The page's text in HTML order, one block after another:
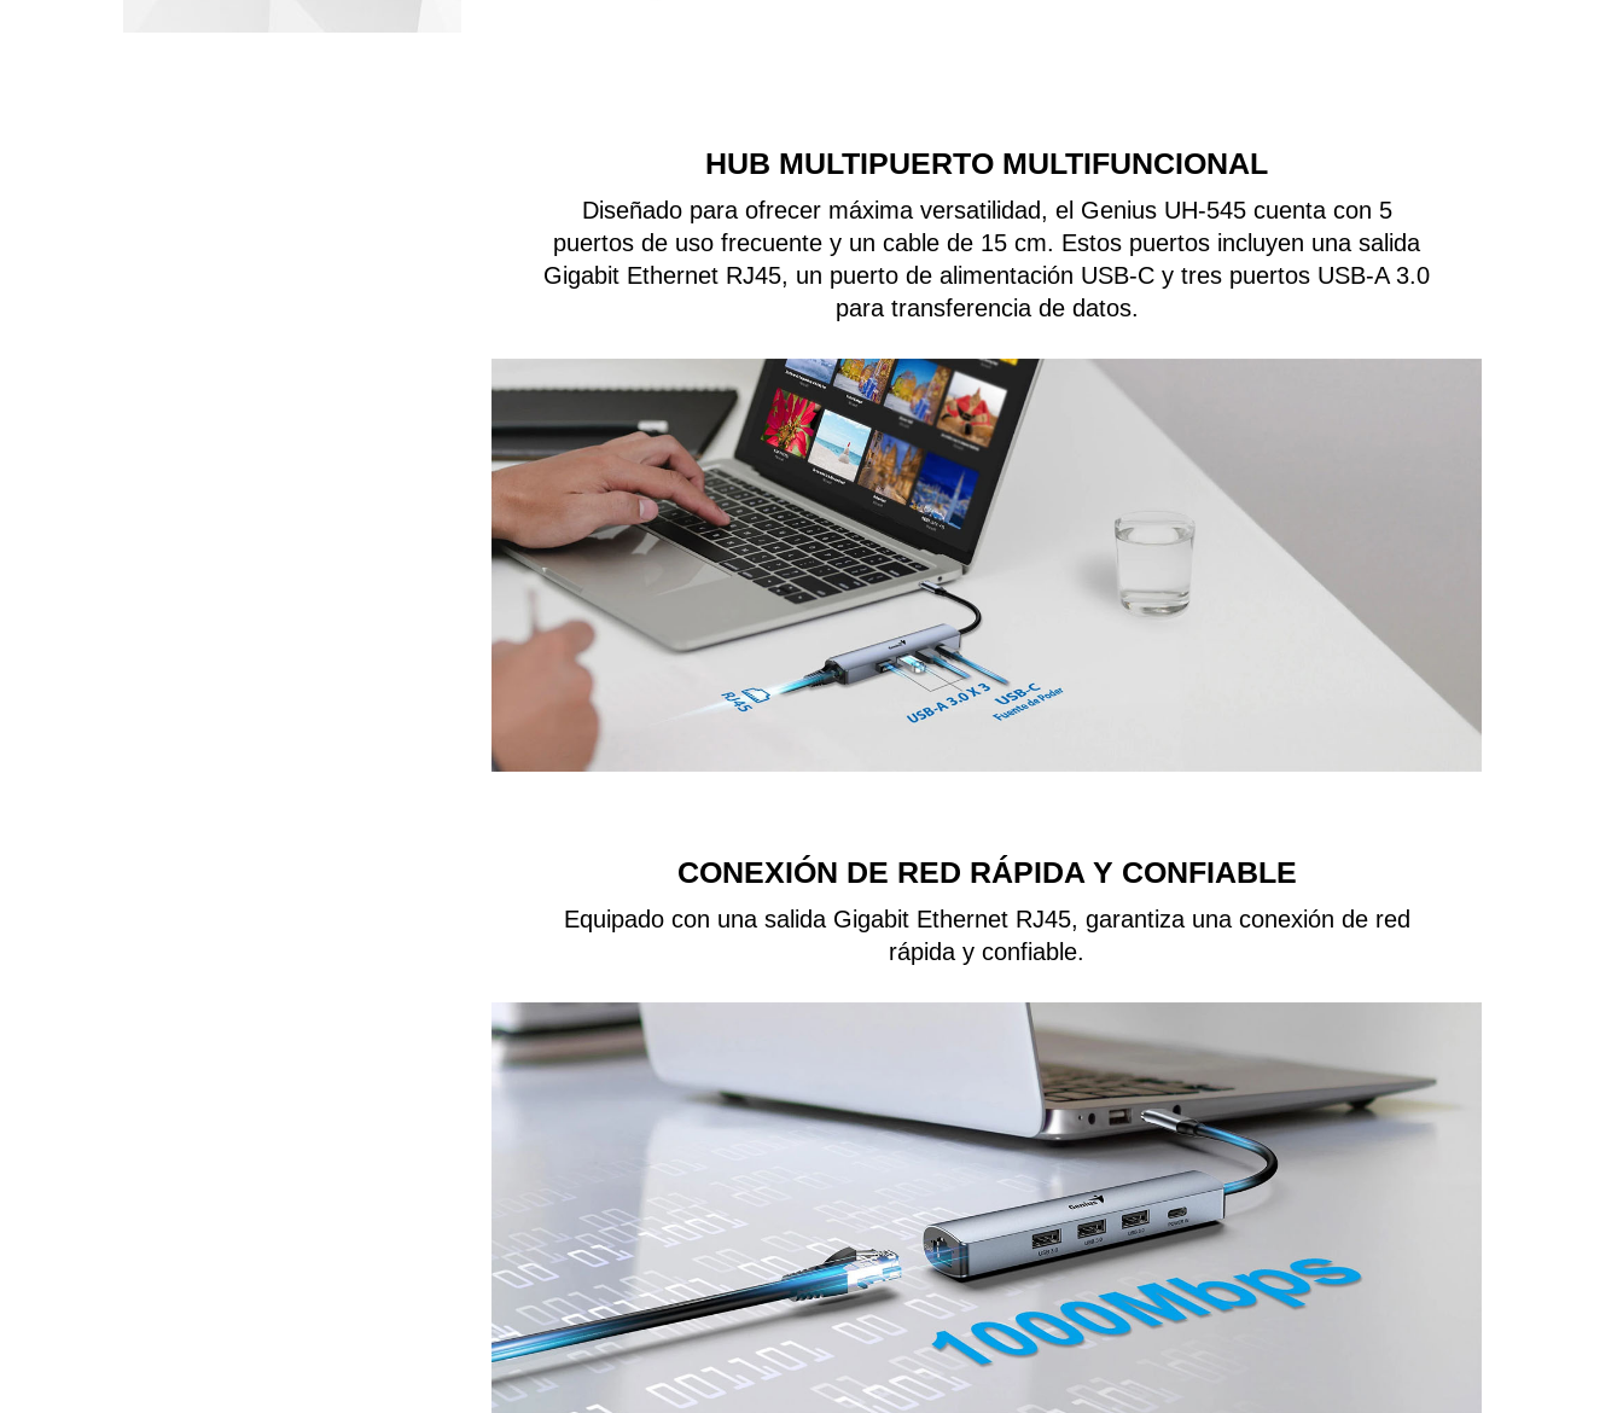
HUB MULTIPUERTO MULTIFUNCIONAL
Diseñado para ofrecer máxima versatilidad, el Genius UH-545 cuenta con 5
puertos de uso frecuente y un cable de 15 cm. Estos puertos incluyen una salida
Gigabit Ethernet RJ45, un puerto de alimentación USB-C y tres puertos USB-A 3.0
para transferencia de datos.
CONEXIÓN DE RED RÁPIDA Y CONFIABLE
Equipado con una salida Gigabit Ethernet RJ45, garantiza una conexión de red
rápida y confiable.